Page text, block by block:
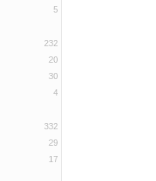
5
232
20
30
4
332
29
17